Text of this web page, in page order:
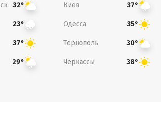
32° Киев 37°
23° Одесса 35°
37° Тернополь 30°
29° Черкассы 38°